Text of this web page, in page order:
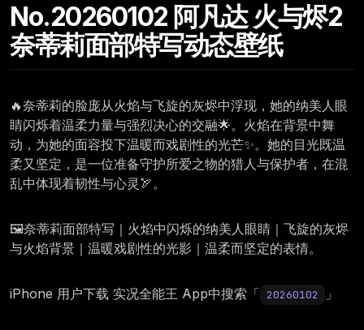
No.20260102 阿凡达 火与烬2
奈蒂莉面部特写动态壁纸
🔥奈蒂莉的脸庞从火焰与飞旋的灰烬中浮现，她的纳美人眼
睛闪烁着温柔力量与强烈决心的交融🌟。火焰在背景中舞
动，为她的面容投下温暖而戏剧性的光芒✨。她的目光既温
柔又坚定，是一位准备守护所爱之物的猎人与保护者，在混
乱中体现着韧性与心灵🏹。
🖼️奈蒂莉面部特写｜火焰中闪烁的纳美人眼睛｜飞旋的灰烬
与火焰背景｜温暖戏剧性的光影｜温柔而坚定的表情。
iPhone 用户下载 实况全能王 App中搜索「 20260102 」